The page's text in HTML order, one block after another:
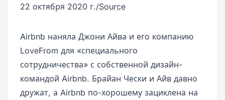
22 октября 2020 г./Source
Airbnb наняла Джони Айва и его компанию
LoveFrom для «специального
сотрудничества» с собственной дизайн-
командой Airbnb. Брайан Чески и Айв давно
дружат, а Airbnb по-хорошему зациклена на